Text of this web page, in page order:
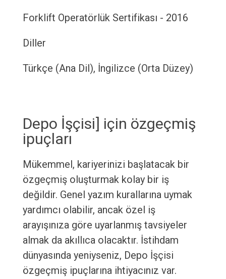
Forklift Operatörlük Sertifikası - 2016
Diller
Türkçe (Ana Dil), İngilizce (Orta Düzey)
Depo İşçisi] için özgeçmiş
ipuçları
Mükemmel, kariyerinizi başlatacak bir
özgeçmiş oluşturmak kolay bir iş
değildir. Genel yazım kurallarına uymak
yardımcı olabilir, ancak özel iş
arayışınıza göre uyarlanmış tavsiyeler
almak da akıllıca olacaktır. İstihdam
dünyasında yeniyseniz, Depo İşçisi
özgeçmiş ipuçlarına ihtiyacınız var.